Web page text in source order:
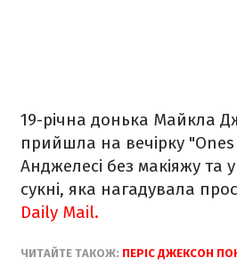
19-річна донька Майкла
прийшла на вечірку
Анджелесі без макіяжу та
сукні, яка нагадувала
Daily Mail.
ЧИТАЙТЕ ТАКОЖ: ПЕРІС ДЖЕКСОН